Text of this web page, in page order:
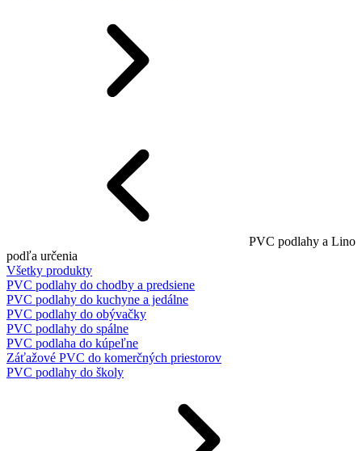
PVC podlahy a Lino
podľa určenia
Všetky produkty
PVC podlahy do chodby a predsiene
PVC podlahy do kuchyne a jedálne
PVC podlahy do obývačky
PVC podlahy do spálne
PVC podlaha do kúpeľne
Záťažové PVC do komerčných priestorov
PVC podlahy do školy